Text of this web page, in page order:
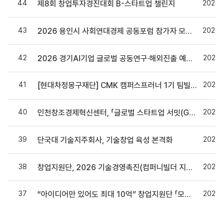
44 제8회 창업투자경진대회 B-스타트업 챌린지
43 2026 용인시 사회연대경제 공동포럼 참가자 모집[~07/15]
42 2026 경기AI기업 글로벌 공동연구·해외진출 예비참여기업 공개모집
41 [현대차정몽구재단] CMK 캠퍼스프러너 1기 팀빌딩 모집(~7/14(화))
40 인천창조경제혁신센터, 「글로벌 스타트업 서밋(Global Startup Summit)」 참여기업 모집
39 단국대 기술지주회사, 기술창업 육성 본격화
38 창업지원단, 2026 기술경영촉진(컴퍼니빌더 지원형)’ 선정…기술사업화 전주기 지원체계 구축
37 “아이디어만 있어도 최대 10억” 창업지원단 「모두의 창업 프로젝트」 설명회 열려